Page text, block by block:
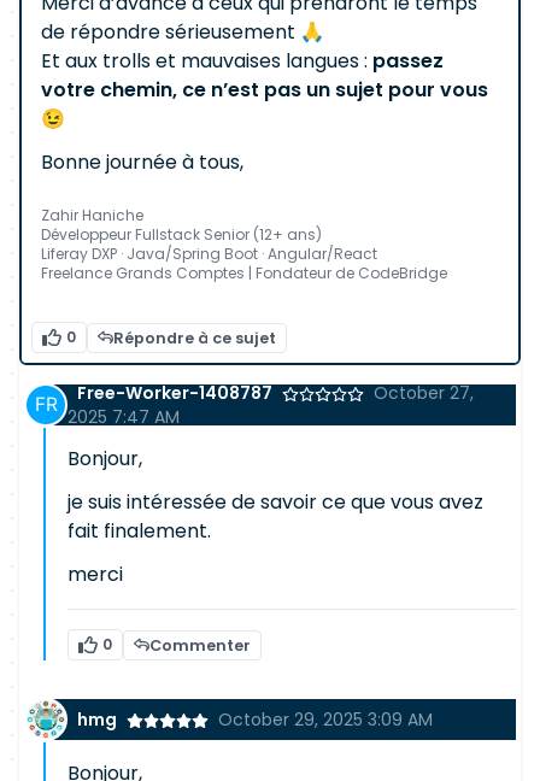
de répondre sérieusement 🙏
Et aux trolls et mauvaises langues : passez
votre chemin, ce n’est pas un sujet pour vous
😉
Bonne journée à tous,
Zahir Haniche
Développeur Fullstack Senior (12+ ans)
Liferay DXP · Java/Spring Boot · Angular/React
Freelance Grands Comptes | Fondateur de CodeBridge
0 Répondre à ce sujet
Free-Worker-1408787
October 27,
2025 7:47 AM
Bonjour,
je suis intéressée de savoir ce que vous avez
fait finalement.
merci
0 Commenter
hmg October 29, 2025 3:09 AM
Bonjour,